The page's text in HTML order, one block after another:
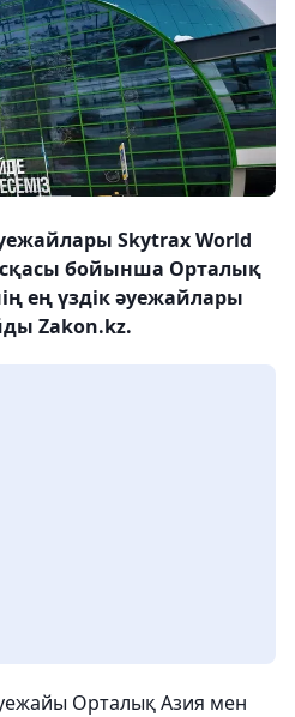
Skytrax World
бойынша Орталық
ең үздік әуежайлары
Zakon.kz.
Орталық Азия мен